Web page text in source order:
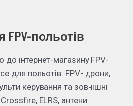
FPV-польотів
інтернет-магазину FPV-
для польотів: FPV- дрони,
керування та зовнішні
ELRS, антени.